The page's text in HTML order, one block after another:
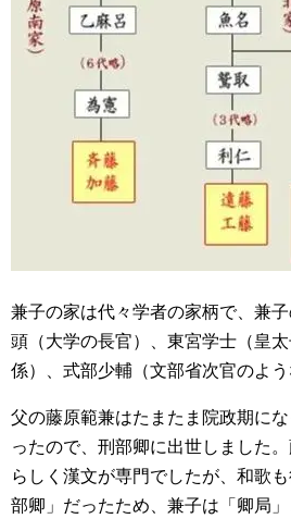
兼子の家は代々学者の家柄で、兼
頭（大学の長官）、東宮学士（皇
係）、式部少輔（文部省次官のよう
父の藤原範兼はたまたま院政期に
ったので、刑部卿に出世しました
らしく漢文が専門でしたが、和歌
部卿」だったため、兼子は「卿局」